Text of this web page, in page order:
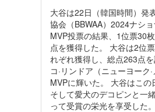
大谷は22日（韓国時間）発
協会（BBWAA）2024ナショ
MVP投票の結果、1位票30
点を獲得した。 大谷は2位
れぞれ獲得し、総点263点
コ·リンドア（ニューヨーク
MVPに輝いた。 大谷はこの
そして愛犬のデコピンと一
って受賞の栄光を享受した。